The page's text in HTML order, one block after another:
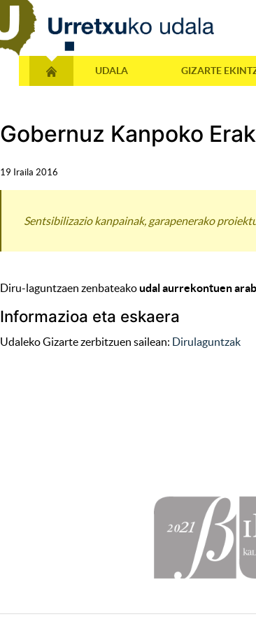
UDALA GIZARTE
Gobernuz Kanpoko
19 Iraila 2016
Sentsibilizazio kanpainak, garapenerako
Diru-laguntzaen zenbateakoudal aurrekontuen
Informazioa eta eskaera
Udaleko Gizarte zerbitzuen sailean: Dirulaguntzak